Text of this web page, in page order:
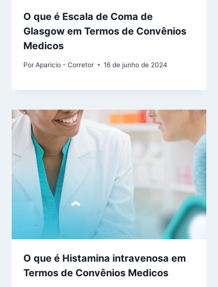
O que é Escala de Coma de
Glasgow em Termos de Convênios
Medicos
PorAparicio - Corretor 16 de junho de 2024
O que é Histamina intravenosa em
Termos de Convênios Medicos